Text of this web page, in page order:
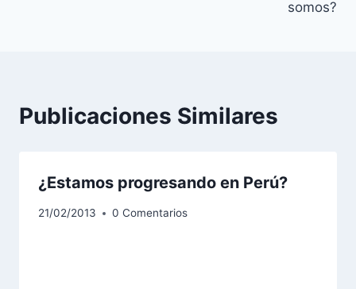
somos?
Publicaciones Similares
¿Estamos progresando en Perú?
21/02/2013 0 Comentarios